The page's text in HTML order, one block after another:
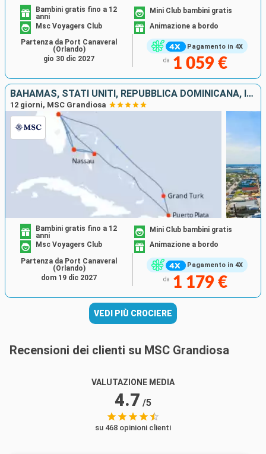
Pagamento in 4X
Bambini gratis fino a 12
anni
Mini Club bambini gratis
Msc Voyagers Club
Animazione a bordo
da 1 059 €
Partenza da Port Canaveral
(Orlando)
gio 30 dic 2027
BAHAMAS, STATI UNITI, REPUBBLICA DOMINICANA, ISOLE TURKS E CAICOS
12 giorni, MSC Grandiosa
Pagamento in 4X
Bambini gratis fino a 12
anni
Mini Club bambini gratis
Msc Voyagers Club
Animazione a bordo
da 1 179 €
Partenza da Port Canaveral
(Orlando)
dom 19 dic 2027
VEDI PIÙ CROCIERE
Recensioni dei clienti su MSC Grandiosa
VALUTAZIONE MEDIA
4.7 /5
su 468 opinioni clienti